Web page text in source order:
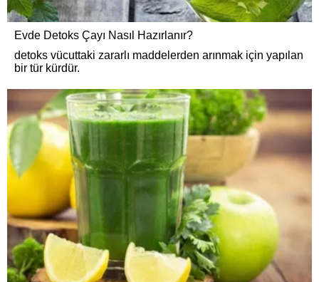
Evde Detoks Çayı Nasıl Hazırlanır?
detoks vücuttaki zararlı maddelerden arınmak için yapılan
bir tür kürdür.